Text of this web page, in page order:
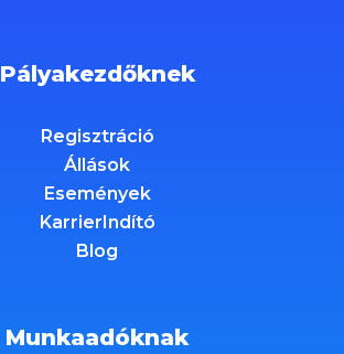
Pályakezdőknek
Regisztráció
Állások
Események
KarrierIndító
Blog
Munkaadóknak